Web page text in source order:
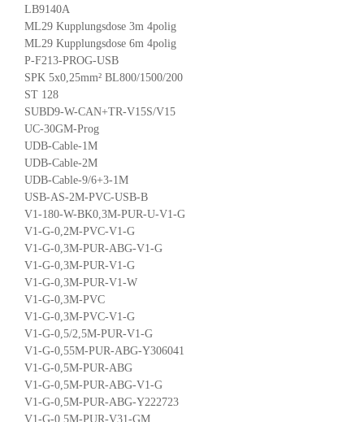
LB9140A
ML29 Kupplungsdose 3m 4polig
ML29 Kupplungsdose 6m 4polig
P-F213-PROG-USB
SPK 5x0,25mm² BL800/1500/200
ST 128
SUBD9-W-CAN+TR-V15S/V15
UC-30GM-Prog
UDB-Cable-1M
UDB-Cable-2M
UDB-Cable-9/6+3-1M
USB-AS-2M-PVC-USB-B
V1-180-W-BK0,3M-PUR-U-V1-G
V1-G-0,2M-PVC-V1-G
V1-G-0,3M-PUR-ABG-V1-G
V1-G-0,3M-PUR-V1-G
V1-G-0,3M-PUR-V1-W
V1-G-0,3M-PVC
V1-G-0,3M-PVC-V1-G
V1-G-0,5/2,5M-PUR-V1-G
V1-G-0,55M-PUR-ABG-Y306041
V1-G-0,5M-PUR-ABG
V1-G-0,5M-PUR-ABG-V1-G
V1-G-0,5M-PUR-ABG-Y222723
V1-G-0,5M-PUR-V31-GM